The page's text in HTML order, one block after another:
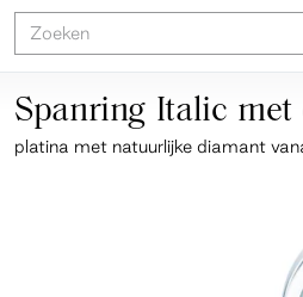
Spanring Italic met
platina met natuurlijke diamant